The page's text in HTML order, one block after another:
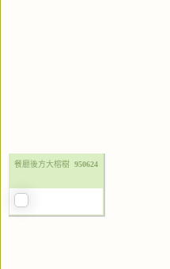
餐廳後方大榕樹 950624